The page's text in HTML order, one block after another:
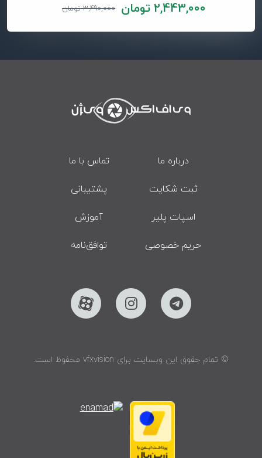
2,443,000 تومان 3,490,000 تومان
درباره ما تماس با ما
ثبت شکایت پشتیبانی
اسپات پلیر آموزش
حریم خصوصی توافق‌نامه
© تمام حقوق این وبسایت برای vfxvision محفوظ است.